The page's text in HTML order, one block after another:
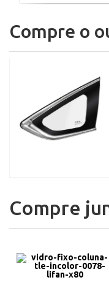
Compre o
Compre